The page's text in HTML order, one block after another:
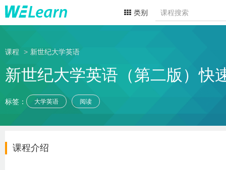
类别
课程 新世纪大学英语
新世纪大学英语（第二版）快
标签： 大学英语 阅读
课程介绍